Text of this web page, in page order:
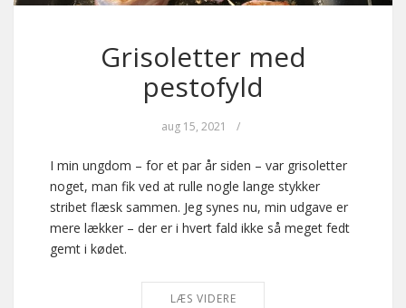
Grisoletter med
pestofyld
aug 15, 2021 /
I min ungdom – for et par år siden – var grisoletter
noget, man fik ved at rulle nogle lange stykker
stribet flæsk sammen. Jeg synes nu, min udgave er
mere lækker – der er i hvert fald ikke så meget fedt
gemt i kødet.
LÆS VIDERE